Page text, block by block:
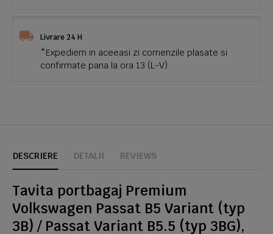
Livrare 24 H
*Expediem in aceeasi zi comenzile plasate si
confirmate pana la ora 13 (L-V)
DESCRIERE DETALII REVIEWS
Tavita portbagaj Premium
Volkswagen Passat B5 Variant (typ
3B) / Passat Variant B5.5 (typ 3BG),